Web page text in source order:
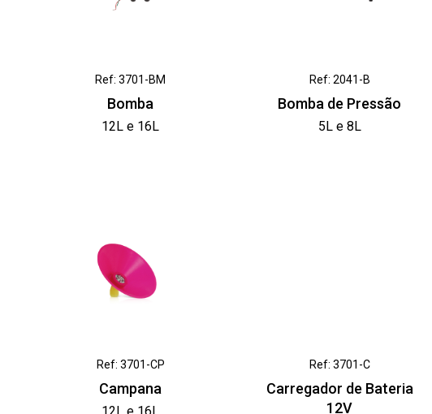
Ref: 3701-BM
Bomba
12L e 16L
Ref: 2041-B
Bomba de Pressão
5L e 8L
Ref: 3701-CP
Campana
Ref: 3701-C
Carregador de Bateria
12V